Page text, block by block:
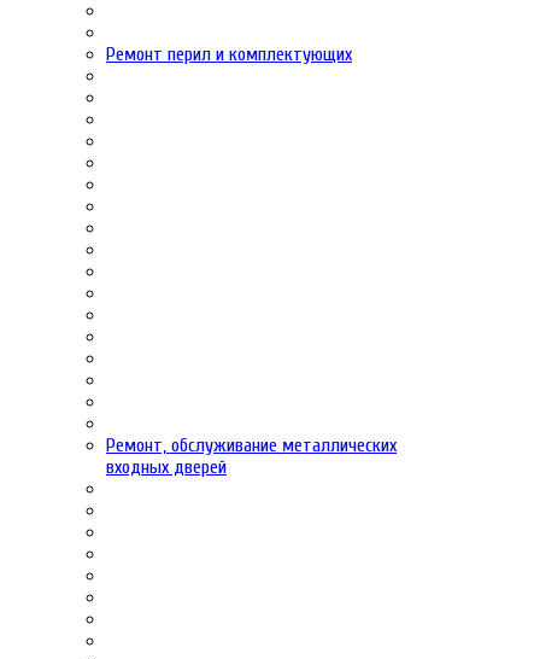
Ремонт перил и комплектующих
Ремонт, обслуживание металлических
входных дверей